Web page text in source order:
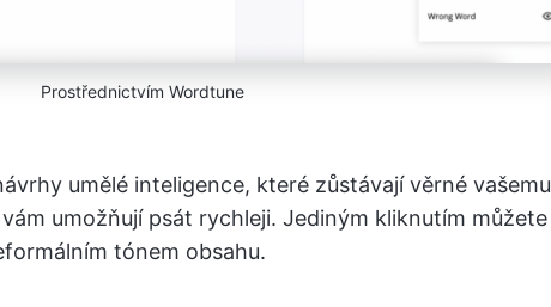
Prostřednictvím Wordtune
umělé inteligence, které zůstávají věrné vašemu
umožňují psát rychleji. Jediným kliknutím můžete
tónem obsahu.